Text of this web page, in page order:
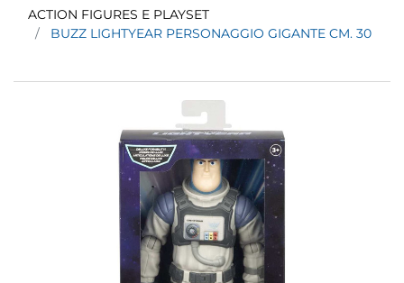
ACTION FIGURES E PLAYSET
BUZZ LIGHTYEAR PERSONAGGIO GIGANTE CM. 30